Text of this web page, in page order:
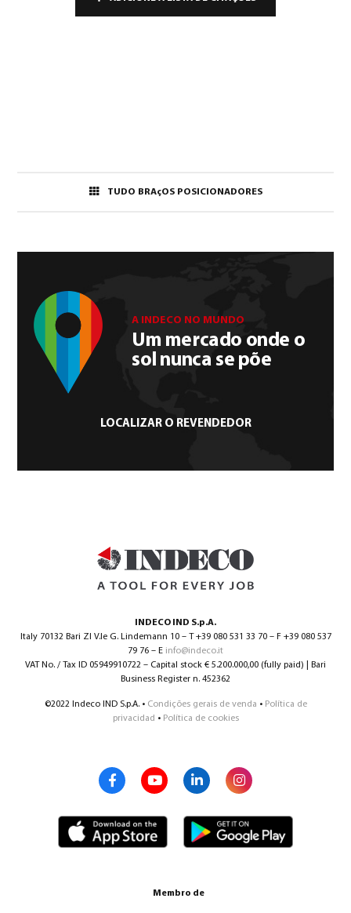
TUDO BRAçOS POSICIONADORES
A INDECO NO MUNDO
Um mercado onde o
sol nunca se põe
LOCALIZAR O REVENDEDOR
INDECO IND S.p.A.
Italy 70132 Bari ZI V.le G. Lindemann 10 – T +39 080 531 33 70 – F +39 080 537
79 76 – E info@indeco.it
VAT No. / Tax ID 05949910722 – Capital stock € 5.200.000,00 (fully paid) | Bari
Business Register n. 452362
©2022 Indeco IND S.p.A. • Condições gerais de venda • Política de
privacidad • Política de cookies
Membro de